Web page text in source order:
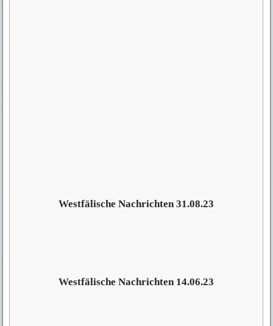
Westfälische Nachrichten 31.08.23
Westfälische Nachrichten 14.06.23